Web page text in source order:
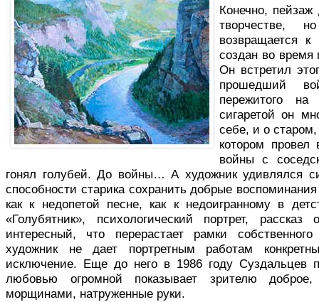
Конечно, пейзаж
творчестве,
возвращается
создан во время
Он встретил
прошедший
пережитого
сигаретой он
себе, и о
котором
войны с
гонял голубей. До войны… А художник удивлялся
способности старика сохранить добрые
как к недопетой песне, как к недоигранному в
«Голубятник», психологический портрет,
интересный, что перерастает рамки
художник не дает портретным работам
исключение. Еще до него в 1986 году Суздальцев
любовью огромной показывает зрителю
морщинами, натруженные руки.